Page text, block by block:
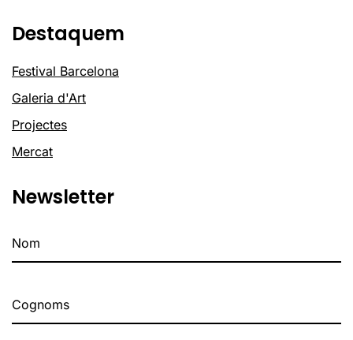
Destaquem
Festival Barcelona
Galeria d'Art
Projectes
Mercat
Newsletter